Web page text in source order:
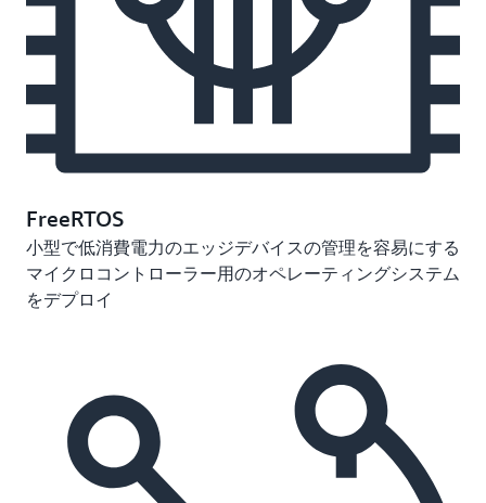
FreeRTOS
小型で低消費電力のエッジデバイスの管理を容易にする
マイクロコントローラー用のオペレーティングシステム
をデプロイ